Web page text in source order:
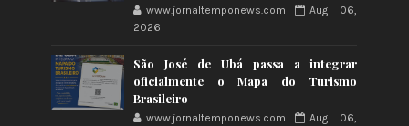
www.jornaltemponews.com
Aug 06,
2026
São José de Ubá passa a integrar
oficialmente o Mapa do Turismo
Brasileiro
www.jornaltemponews.com
Aug 06,